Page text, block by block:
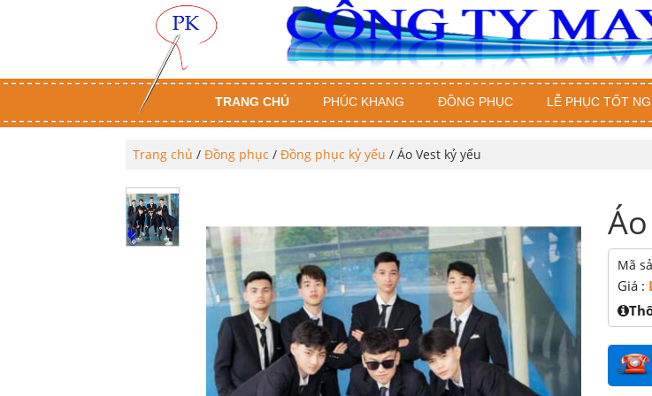
TRANG CHỦ PHÚC KHANG ĐỒNG PHỤC LỄ PHỤC TỐT
Trang chủ / Đồng phục / Đồng phục kỷ yếu / Áo Vest kỷ yếu
Mã
Giá :